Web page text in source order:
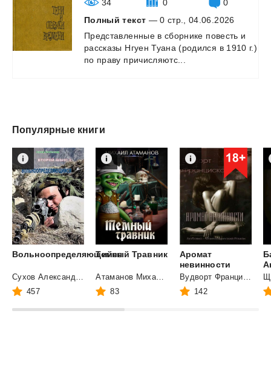
34
0
0
Полный текст — 0 стр., 04.06.2026
Представленные в сборнике повесть и
рассказы Нгуен Туана (родился в 1910 г.)
по праву причисляютс...
Популярные книги
Вольноопределяющийся
457
Темный Травник
Атаманов Михаил Александрович
83
Аромат
невинности
142